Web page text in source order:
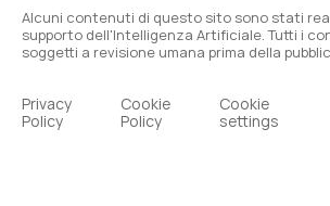
Alcuni contenuti di questo sito sono stati
supporto dell'Intelligenza Artificiale. Tutti i
soggetti a revisione umana prima della
Privacy
Policy
Cookie
Policy
Cookie
settings